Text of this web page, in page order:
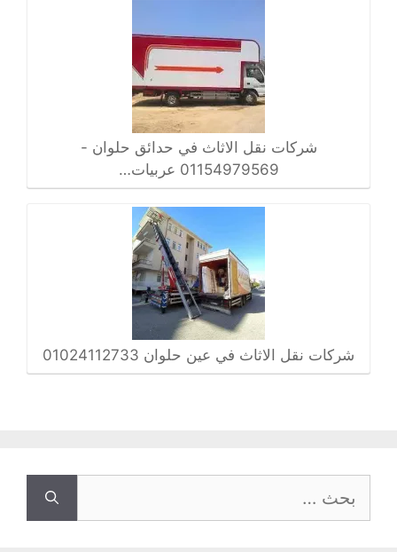
شركات نقل الاثاث في حدائق حلوان -
01154979569 عربيات…
شركات نقل الاثاث في عين حلوان 01024112733
عن: